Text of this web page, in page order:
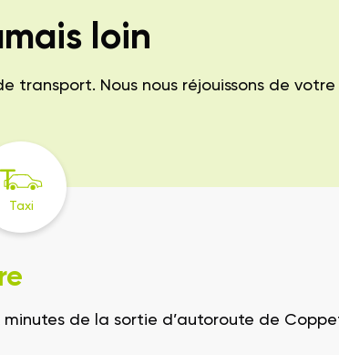
loin
transport. Nous nous réjouissons de votre
Taxi
minutes de la sortie d’autoroute de